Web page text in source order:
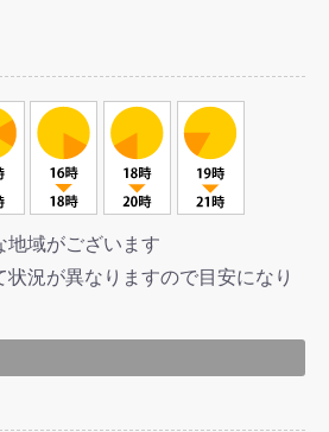
地域がございます
況が異なりますので目安になり